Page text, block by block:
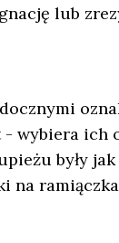
lub
- wybiera ich
były
na